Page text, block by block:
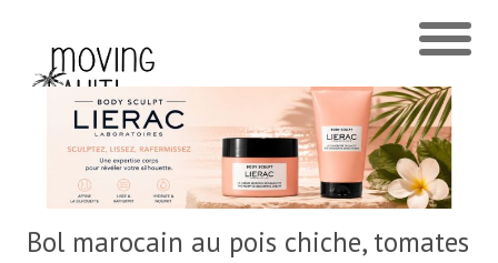
Bol marocain au pois chiche, tomates